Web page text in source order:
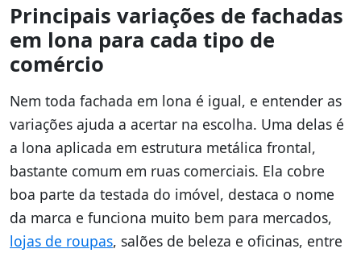
Principais variações de fachadas
em lona para cada tipo de
comércio
Nem toda fachada em lona é igual, e entender as
variações ajuda a acertar na escolha. Uma delas é
a lona aplicada em estrutura metálica frontal,
bastante comum em ruas comerciais. Ela cobre
boa parte da testada do imóvel, destaca o nome
da marca e funciona muito bem para mercados,
lojas de roupas, salões de beleza e oficinas, entre